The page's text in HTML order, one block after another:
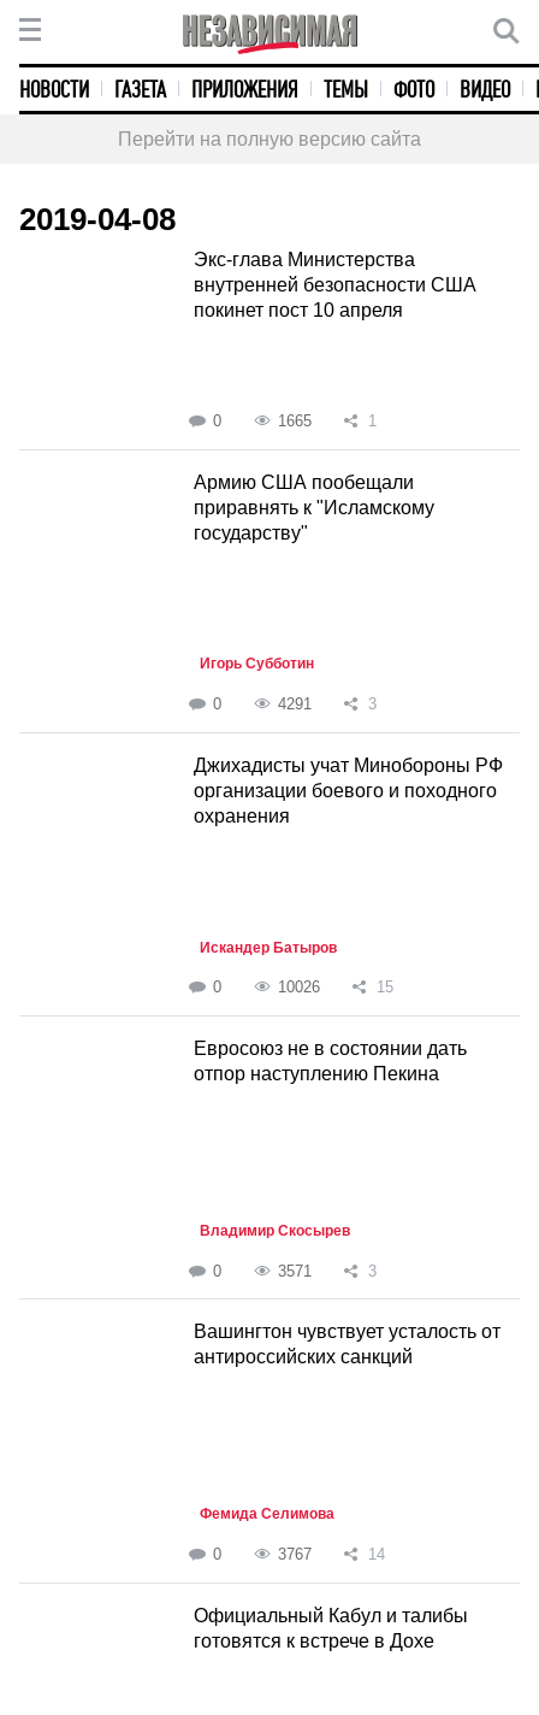
НОВОСТИ ГАЗЕТА ПРИЛОЖЕНИЯ ТЕМЫ ФОТО ВИДЕО
Перейти на полную версию сайта
2019-04-08
Экс-глава Министерства
внутренней безопасности США
покинет пост 10 апреля
0 1665 1
Армию США пообещали
приравнять к "Исламскому
государству"
Игорь Субботин
0 4291 3
Джихадисты учат Минобороны РФ
организации боевого и походного
охранения
Искандер Батыров
0 10026 15
Евросоюз не в состоянии дать
отпор наступлению Пекина
Владимир Скосырев
0 3571 3
Вашингтон чувствует усталость от
антироссийских санкций
Фемида Селимова
0 3767 14
Официальный Кабул и талибы
готовятся к встрече в Дохе